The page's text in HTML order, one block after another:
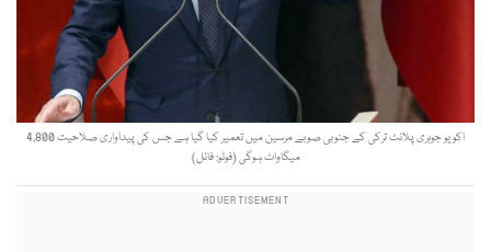
اکویو جوہری پلانٹ ترکی کے جنوبی صوبے مرسین میں تعمیر کیا گیا ہے جس کی پیداواری صلاحیت 4,800
میگاواٹ ہوگی (فوٹو: فائل)